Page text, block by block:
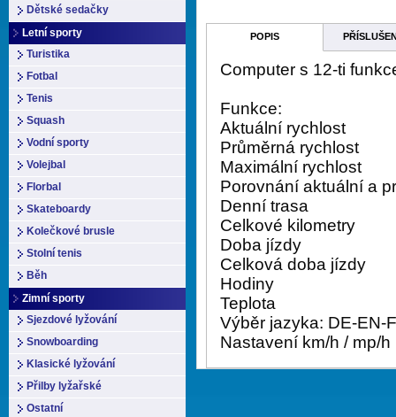
Dětské sedačky
Letní sporty
Turistika
Fotbal
Tenis
Squash
Vodní sporty
Volejbal
Florbal
Skateboardy
Kolečkové brusle
Stolní tenis
Běh
Zimní sporty
Sjezdové lyžování
Snowboarding
Klasické lyžování
Přilby lyžařské
Ostatní
POPIS
Computer s 12-ti
Funkce:
Aktuální rychlost
Průměrná rychlost
Maximální rychlost
Porovnání aktuální a
Denní trasa
Celkové kilometry
Doba jízdy
Celková doba jízdy
Hodiny
Teplota
Výběr jazyka: DE-EN-
Nastavení km/h / mp/h